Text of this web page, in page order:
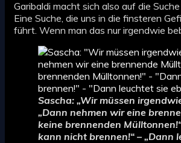
Garibaldi macht sich also auf die
Eine Suche, die uns in die finsteren
führt. Wenn man das nur irgendwie
Sascha: „Wir müssen
„Dann nehmen wir eine
keine brennenden
kann nicht brennen!“ – „Dann